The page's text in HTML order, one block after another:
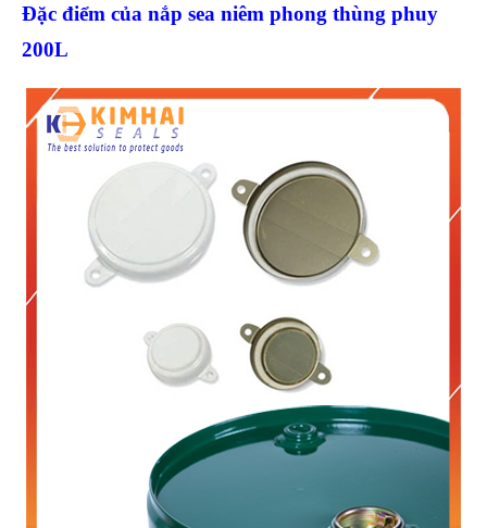
Đặc điểm của nắp sea niêm phong thùng phuy
200L